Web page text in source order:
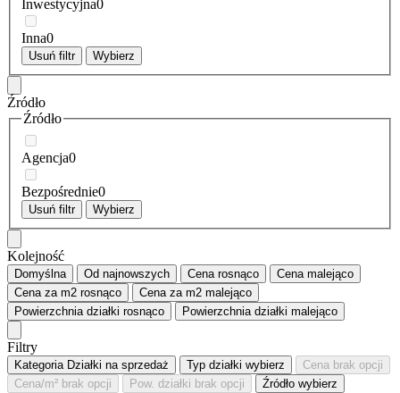
Inwestycyjna0
Inna0
Usuń filtr Wybierz
Źródło
Źródło
Agencja0
Bezpośrednie0
Usuń filtr Wybierz
Kolejność
Domyślna Od najnowszych Cena rosnąco Cena malejąco
Cena za m2 rosnąco Cena za m2 malejąco
Powierzchnia działki rosnąco Powierzchnia działki malejąco
Filtry
Kategoria Działki na sprzedaż Typ działki wybierz Cena brak opcji
Cena/m² brak opcji Pow. działki brak opcji Źródło wybierz